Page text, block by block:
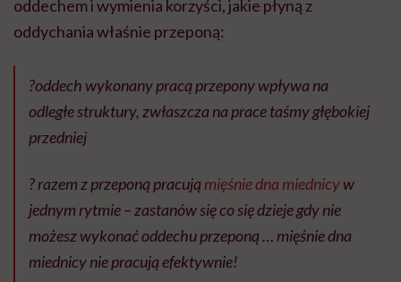
oddechem i wymienia korzyści, jakie płyną z
oddychania właśnie przeponą:
?oddech wykonany pracą przepony wpływa na
odległe struktury, zwłaszcza na prace taśmy głębokiej
przedniej
? razem z przeponą pracująmięśnie dna miednicyw
jednym rytmie – zastanów się co się dzieje gdy nie
możesz wykonać oddechu przeponą … mięśnie dna
miednicy nie pracują efektywnie!